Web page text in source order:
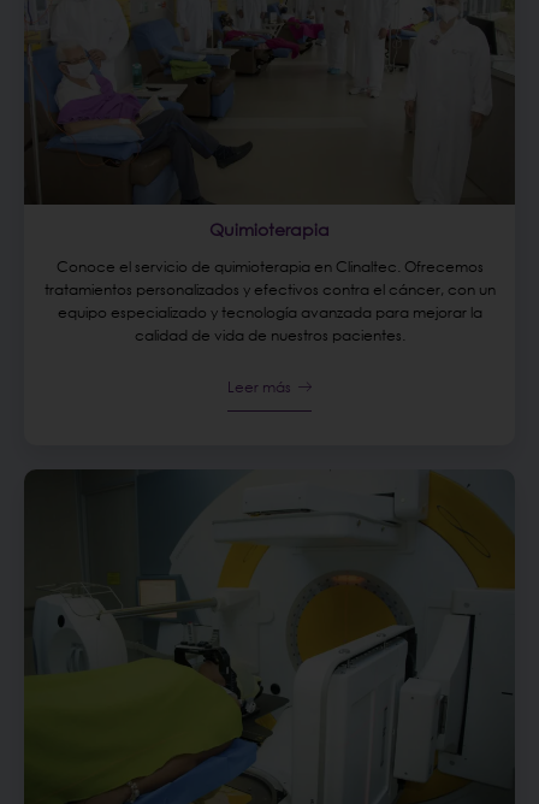
Quimioterapia
Conoce el servicio de quimioterapia en Clinaltec. Ofrecemos
tratamientos personalizados y efectivos contra el cáncer, con un
equipo especializado y tecnología avanzada para mejorar la
calidad de vida de nuestros pacientes.
Leer más